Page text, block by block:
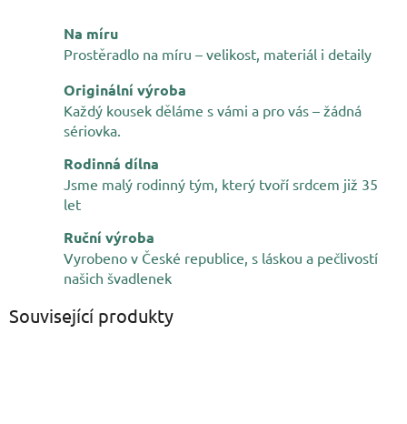
Na míru
Prostěradlo na míru – velikost, materiál i detaily
Originální výroba
Každý kousek děláme s vámi a pro vás – žádná
sériovka.
Rodinná dílna
Jsme malý rodinný tým, který tvoří srdcem již 35
let
Ruční výroba
Vyrobeno v České republice, s láskou a pečlivostí
našich švadlenek
Související produkty